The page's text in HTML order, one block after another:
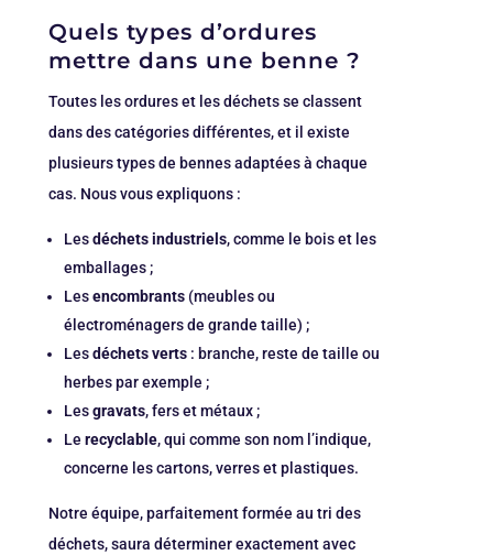
Quels types d’ordures
mettre dans une benne ?
Toutes les ordures et les déchets se classent
dans des catégories différentes, et il existe
plusieurs types de bennes adaptées à chaque
cas. Nous vous expliquons :
Lesdéchets industriels, comme le bois et les
emballages ;
Lesencombrants(meubles ou
électroménagers de grande taille) ;
Lesdéchets verts : branche, reste de taille ou
herbes par exemple ;
Lesgravats, fers et métaux ;
Le recyclable, qui comme son nom l’indique,
concerne les cartons, verres et plastiques.
Notre équipe, parfaitement formée au tri des
déchets, saura déterminer exactement avec